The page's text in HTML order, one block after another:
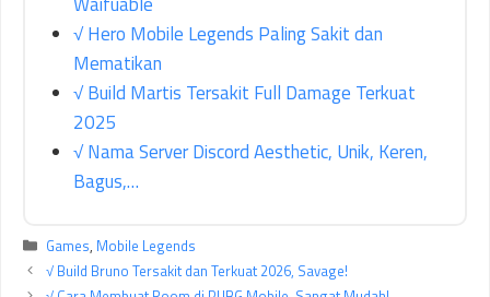
√ Hero Mobile Legends Paling Sakit dan
Mematikan
√ Build Martis Tersakit Full Damage Terkuat
2025
√ Nama Server Discord Aesthetic, Unik, Keren,
Bagus,…
Kategori
Games, Mobile Legends
√ Build Bruno Tersakit dan Terkuat 2026, Savage!